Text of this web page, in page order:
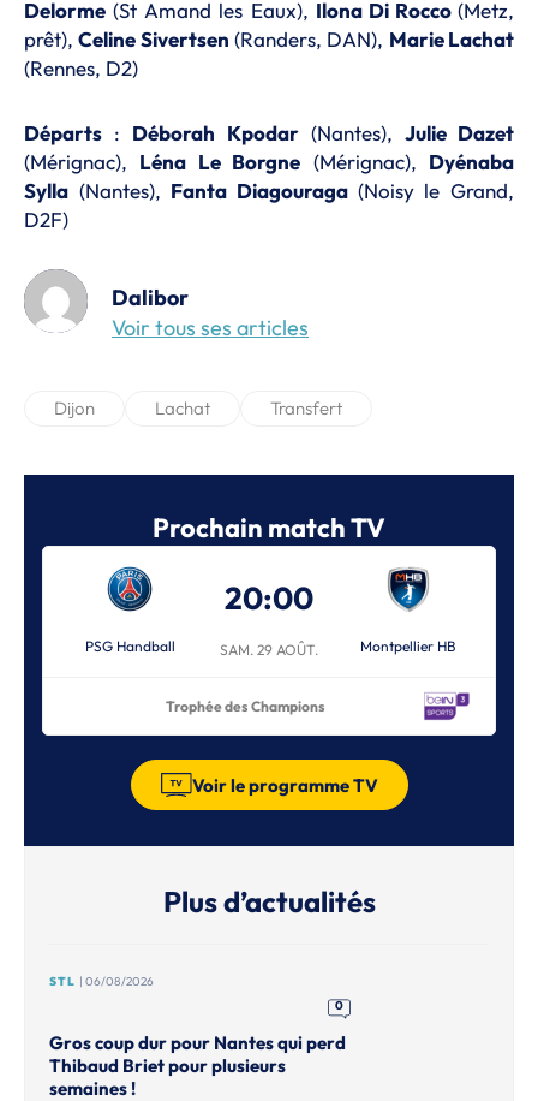
Delorme (St Amand les Eaux), Ilona Di Rocco (Metz,
prêt),Celine Sivertsen (Randers, DAN), Marie Lachat
(Rennes, D2)
Départs : Déborah Kpodar(Nantes), Julie Dazet
(Mérignac), Léna Le Borgne (Mérignac), Dyénaba
Sylla (Nantes), Fanta Diagouraga (Noisy le Grand,
D2F)
Dalibor
Voir tous ses articles
Dijon Lachat Transfert
Prochain match TV
PSG Handball
20:00
SAM. 29 AOÛT. Montpellier HB
Trophée des Champions
Voir le programme TV
Plus d’actualités
STL | 06/08/2026
0
Gros coup dur pour Nantes qui perd
Thibaud Briet pour plusieurs
semaines !